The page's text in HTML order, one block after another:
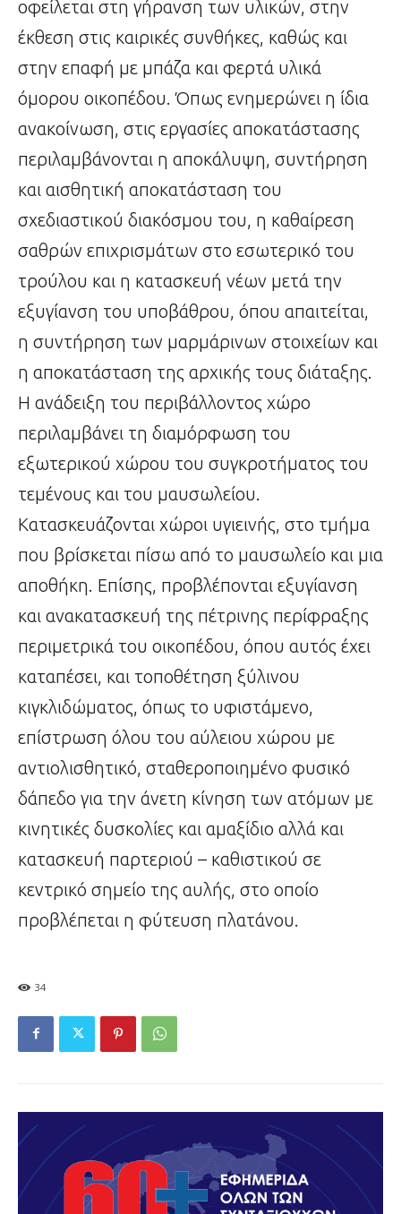
οφείλεται στη γήρανση των υλικών, στην
έκθεση στις καιρικές συνθήκες, καθώς και
στην επαφή με μπάζα και φερτά υλικά
όμορου οικοπέδου. Όπως ενημερώνει η ίδια
ανακοίνωση, στις εργασίες αποκατάστασης
περιλαμβάνονται η αποκάλυψη, συντήρηση
και αισθητική αποκατάσταση του
σχεδιαστικού διακόσμου του, η καθαίρεση
σαθρών επιχρισμάτων στο εσωτερικό του
τρούλου και η κατασκευή νέων μετά την
εξυγίανση του υποβάθρου, όπου απαιτείται,
η συντήρηση των μαρμάρινων στοιχείων και
η αποκατάσταση της αρχικής τους διάταξης.
Η ανάδειξη του περιβάλλοντος χώρο
περιλαμβάνει τη διαμόρφωση του
εξωτερικού χώρου του συγκροτήματος του
τεμένους και του μαυσωλείου.
Κατασκευάζονται χώροι υγιεινής, στο τμήμα
που βρίσκεται πίσω από το μαυσωλείο και μια
αποθήκη. Επίσης, προβλέπονται εξυγίανση
και ανακατασκευή της πέτρινης περίφραξης
περιμετρικά του οικοπέδου, όπου αυτός έχει
καταπέσει, και τοποθέτηση ξύλινου
κιγκλιδώματος, όπως το υφιστάμενο,
επίστρωση όλου του αύλειου χώρου με
αντιολισθητικό, σταθεροποιημένο φυσικό
δάπεδο για την άνετη κίνηση των ατόμων με
κινητικές δυσκολίες και αμαξίδιο αλλά και
κατασκευή παρτεριού – καθιστικού σε
κεντρικό σημείο της αυλής, στο οποίο
προβλέπεται η φύτευση πλατάνου.
34